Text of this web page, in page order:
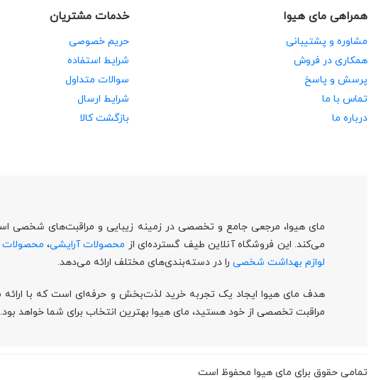
همراهی مای هیوا
مشاوره و پشتیبانی
همکاری در فروش
پرسش و پاسخ
تماس با ما
درباره ما
خدمات مشتریان
حریم خصوصی
شرایط استفاده
سوالات متداول
شرایط ارسال
بازگشت کالا
مای هیوا، مرجعی جامع و تخصصی در زمینه زیبایی و مراقبت‌های شخصی است
می‌کند. این فروشگاه آنلاین طیف گسترده‌ای از محصولات آرایشی،
لوازم بهداشت شخصی را در دسته‌بندی‌های مختلف ارائه می‌دهد.
هدف مای هیوا ایجاد یک تجربه خرید لذت‌بخش و حرفه‌ای است که با ارائه
مراقبت تخصصی از خود هستید، مای هیوا بهترین انتخاب برای شما خواهد بود.
تمامی حقوق برای مای هیوا محفوظ است